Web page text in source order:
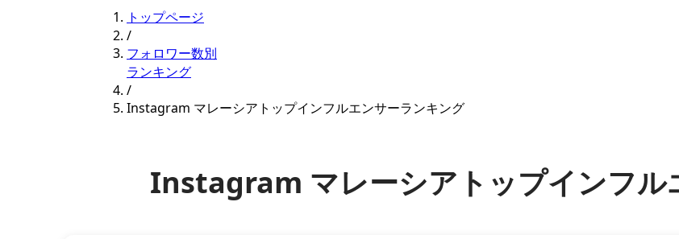
トップページ
/
フォロワー数別
ランキング
/
Instagram マレーシアトップインフルエンサーランキング
Instagram マレーシアトップインフル